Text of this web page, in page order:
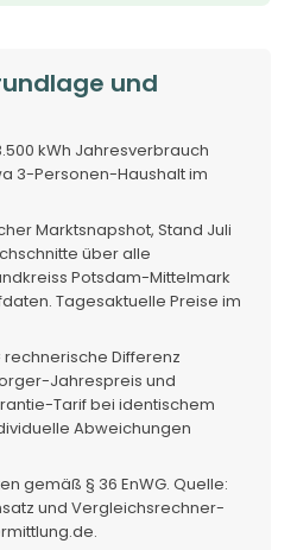
und
kWh Jahresverbrauch
3-Personen-Haushalt im
Marktsnapshot, Stand Juli
über alle
Potsdam-Mittelmark
Tagesaktuelle Preise im
Differenz
Jahrespreis und
Tarif bei identischem
Abweichungen
gemäß § 36 EnWG. Quelle:
und Vergleichsrechner-